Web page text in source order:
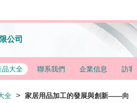
公司
品大全 聯系我們 企業信息 訪客
全 > 家居用品加工的發展與創新——向